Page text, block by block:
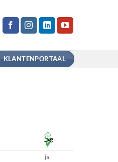
KLANTENPORTAAL
ja